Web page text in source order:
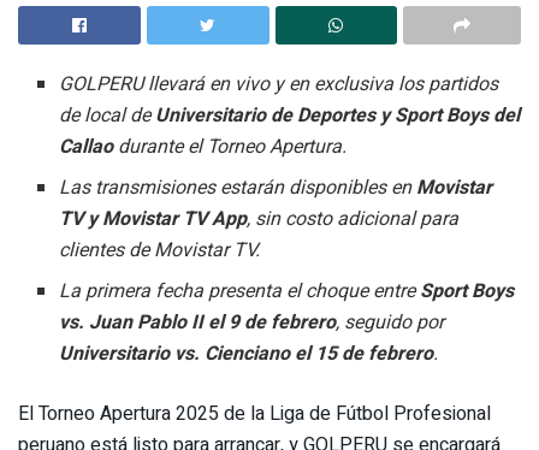
GOLPERU llevará en vivo y en exclusiva los partidos
de local deUniversitario de Deportes y Sport Boys del
Callaodurante el Torneo Apertura.
Las transmisiones estarán disponibles enMovistar
TV y Movistar TV App, sin costo adicional para
clientes de Movistar TV.
La primera fecha presenta el choque entreSport Boys
vs. Juan Pablo II el 9 de febrero, seguido por
Universitario vs. Cienciano el 15 de febrero.
El Torneo Apertura 2025 de la Liga de Fútbol Profesional